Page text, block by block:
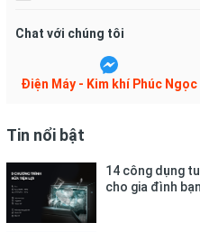
Chat với chúng tôi
Điện Máy - Kim khí Phúc Ngọc
Tin nổi bật
14 công dụng
cho gia đình bạn